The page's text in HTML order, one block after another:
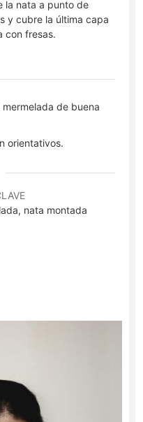
la nata a punto de
y cubre la última capa
con fresas.
de buena
orientativos.
nata montada